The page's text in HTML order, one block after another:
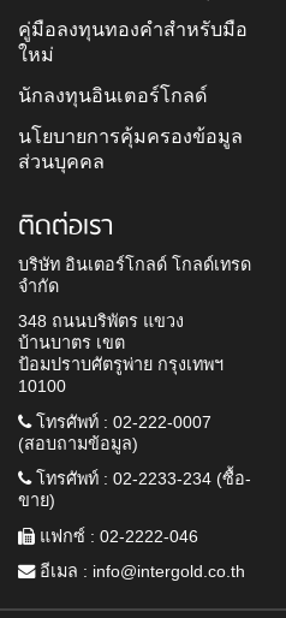
คู่มือลงทุนทองคำสำหรับมือ
ใหม่
นักลงทุนอินเตอร์โกลด์
นโยบายการคุ้มครองข้อมูล
ส่วนบุคคล
ติดต่อเรา
บริษัท อินเตอร์โกลด์ โกลด์เทรด
จำกัด
348 ถนนบริพัตร แขวง
บ้านบาตร เขต
ป้อมปราบศัตรูพ่าย กรุงเทพฯ
10100
โทรศัพท์ : 02-222-0007
(สอบถามข้อมูล)
โทรศัพท์ : 02-2233-234 (ซื้อ-
ขาย)
แฟกซ์ : 02-2222-046
อีเมล : info@intergold.co.th